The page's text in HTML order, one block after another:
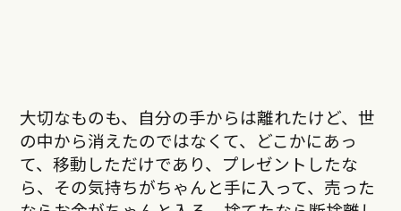
大切なものも、自分の手からは離れたけど、世
の中から消えたのではなくて、どこかにあっ
て、移動しただけであり、プレゼントしたな
ら、その気持ちがちゃんと手に入って、売った